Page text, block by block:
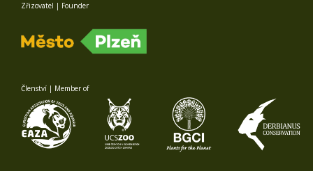
Zřizovatel | Founder
Členství | Member of